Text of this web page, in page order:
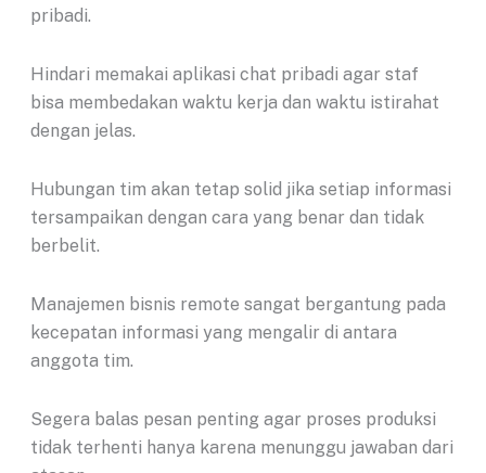
pribadi.
Hindari memakai aplikasi chat pribadi agar staf
bisa membedakan waktu kerja dan waktu istirahat
dengan jelas.
Hubungan tim akan tetap solid jika setiap informasi
tersampaikan dengan cara yang benar dan tidak
berbelit.
Manajemen bisnis remote sangat bergantung pada
kecepatan informasi yang mengalir di antara
anggota tim.
Segera balas pesan penting agar proses produksi
tidak terhenti hanya karena menunggu jawaban dari